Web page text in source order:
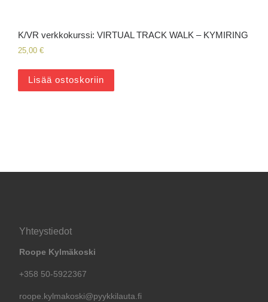
K/VR verkkokurssi: VIRTUAL TRACK WALK – KYMIRING
25,00 €
Lisää ostoskoriin
Yhteystiedot
Roope Kylmäkoski
+358 50-5922367
roope.kylmakoski@pyykkilauta.fi